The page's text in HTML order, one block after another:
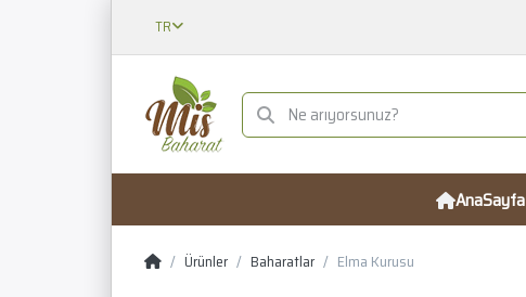
TR
AnaSayfa
Ürünler Baharatlar Elma Kurusu